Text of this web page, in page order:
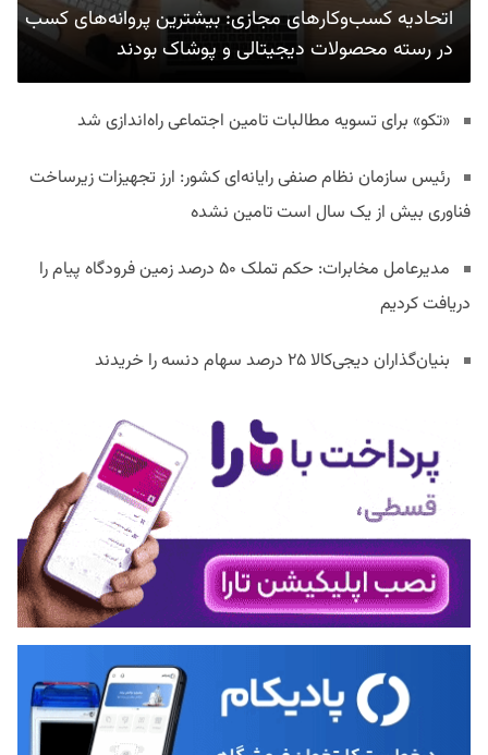
اتحادیه کسب‌وکارهای مجازی: بیشترین پروانه‌های کسب
در رسته محصولات دیجیتالی و پوشاک بودند
«تکو» برای تسویه مطالبات تامین اجتماعی راه‌اندازی شد
رئیس سازمان نظام صنفی رایانه‌ای کشور: ارز تجهیزات زیرساخت
فناوری بیش از یک سال است تامین نشده
مدیرعامل مخابرات: حکم تملک ۵۰ درصد زمین فرودگاه پیام را
دریافت کردیم
بنیان‌گذاران دیجی‌کالا ۲۵ درصد سهام دنسه را خریدند